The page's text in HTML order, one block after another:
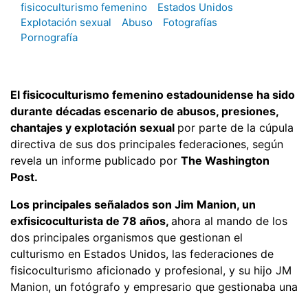
fisicoculturismo femenino
Estados Unidos
Explotación sexual
Abuso
Fotografías
Pornografía
El fisicoculturismo femenino estadounidense ha sido
durante décadas escenario de abusos, presiones,
chantajes y explotación sexual por parte de la cúpula
directiva de sus dos principales federaciones, según
revela un informe publicado por The Washington
Post.
Los principales señalados son Jim Manion, un
exfisicoculturista de 78 años, ahora al mando de los
dos principales organismos que gestionan el
culturismo en Estados Unidos, las federaciones de
fisicoculturismo aficionado y profesional, y su hijo JM
Manion, un fotógrafo y empresario que gestionaba una